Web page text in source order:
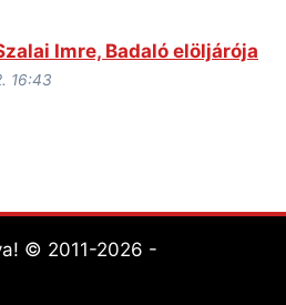
Imre, Badaló elöljárója
16:43
© 2011-2026 -